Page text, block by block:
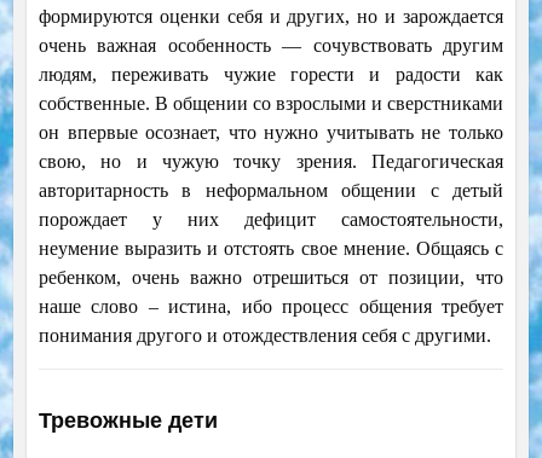
формируются оценки себя и других, но и зарождается
очень важная особенность — сочувствовать другим
людям, переживать чужие горести и радости как
собственные. В общении со взрослыми и сверстниками
он впервые осознает, что нужно учитывать не только
свою, но и чужую точку зрения. Педагогическая
авторитарность в неформальном общении с детый
порождает у них дефицит самостоятельности,
неумение выразить и отстоять свое мнение. Общаясь с
ребенком, очень важно отрешиться от позиции, что
наше слово – истина, ибо процесс общения требует
понимания другого и отождествления себя с другими.
Тревожные дети